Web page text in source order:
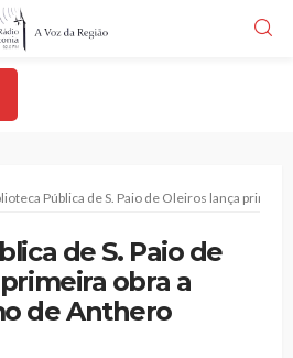
Pública de S. Paio de Oleiros lança
de S. Paio de
obra a
de Anthero